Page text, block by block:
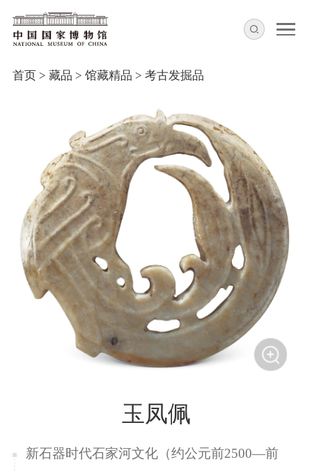
首页> 藏品 > 馆藏精品 > 考古发掘品
玉凤佩
新石器时代石家河文化（约公元前2500—前